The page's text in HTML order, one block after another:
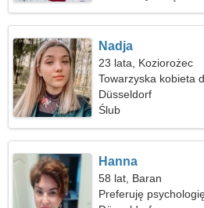
Nadja
23 lata, Koziorożec
Towarzyska kobieta
Düsseldorf
Ślub
Hanna
58 lat, Baran
Preferuję